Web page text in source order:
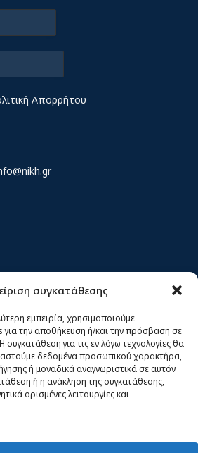
συγκατάθεσης
εμπειρία, χρησιμοποιούμε
για την αποθήκευση ή/και την πρόσβαση σε
για τις εν λόγω τεχνολογίες θα
δεδομένα προσωπικού χαρακτήρα,
ή μοναδικά αναγνωριστικά σε αυτόν
ή η ανάκληση της συγκατάθεσης,
ορισμένες λειτουργίες και
Απορρήτου
αρχές & δράση